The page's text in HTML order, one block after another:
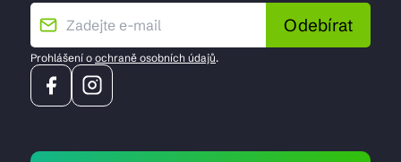
Odebírat
Prohlášení o ochraně osobních údajů.